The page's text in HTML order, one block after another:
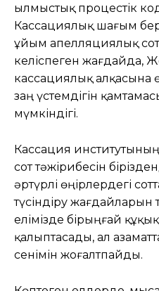
Қылмыстық процестік
Кассациялық шағым
ұйым апелляциялық
келіспеген жағдайда,
кассациялық алқасына
заң үстемдігін
мүмкіндігі.
Кассация
сот тәжірибесін
әртүрлі өңірлердегі
түсіндіру жағдайларын
елімізде бірыңғай
қалыптасады, ал
сенімін жоғалтпайды.